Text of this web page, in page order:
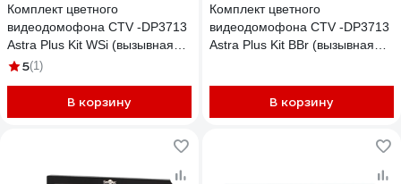
Комплект цветного
видеодомофона CTV -DP3713
Astra Plus Kit WSi (вызывная
панель -D40 Plus и монитор -
формата Full HD, монитор с
экраном 7") 10-0001121
5(1)
В корзину
Комплект цветного
видеодомофона CTV -DP3713
Astra Plus Kit BBr (вызывная
формата Full HD, монитор с
экраном 7") 10-0001124
В корзину